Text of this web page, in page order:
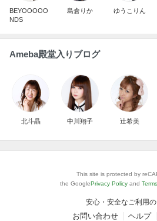
BEYOOOOO
NDS
島倉りか ゆうこりん
Ameba殿堂入りブログ
北斗晶 中川翔子 辻希美
This site is protected by
the GooglePrivacy Policy and
安心・安全なご利用
お問い合わせ ヘルプ